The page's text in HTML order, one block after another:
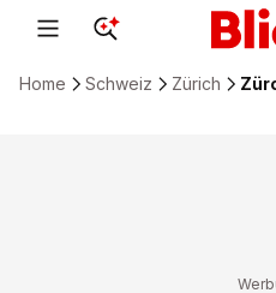
Home Schweiz Zürich